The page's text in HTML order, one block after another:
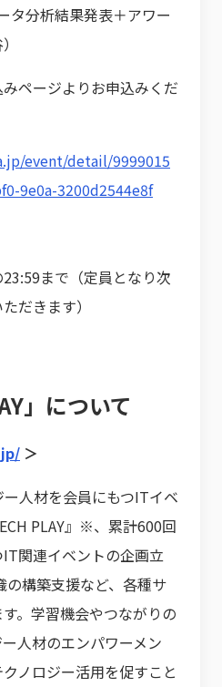
結果発表＋アワー
ページよりお申込みくだ
event/detail/9999015
9e0a-3200d2544e8f
まで（定員となり次
だきます）
」について
＞
人材を会員にもつITイベ
PLAY』※、累計600回
関連イベントの企画立
の構築支援など、各種サ
。学習機会やつながりの
人材のエンパワーメン
ノロジー活用を促すこと